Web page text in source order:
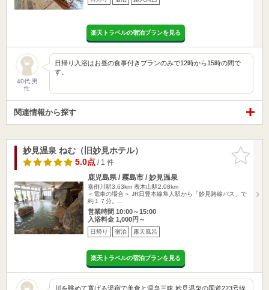
楽天トラベルの宿泊プランを見る
40代 男
性
日帰り入浴はお昼の食事付きプランのみで12時から15時の間で
す。
関連情報から探す
お気に入
りに追加
妙見温泉 ねむ（旧妙見ホテル）
5.0点/ 1 件
鹿児島県 / 霧島市 / 妙見温泉
嘉例川駅3.63km 表木山駅2.08km
＜電車の場合＞ JR日豊本線隼人駅から「妙見路線バス」で
約１７分。…
営業時間 10:00～15:00
入浴料金 1,000円～
日帰り 宿泊 露天風呂
楽天トラベルの宿泊プランを見る
川を眺めて寛げる湯宿で美食と温泉三昧 妙見温泉の国道223号線